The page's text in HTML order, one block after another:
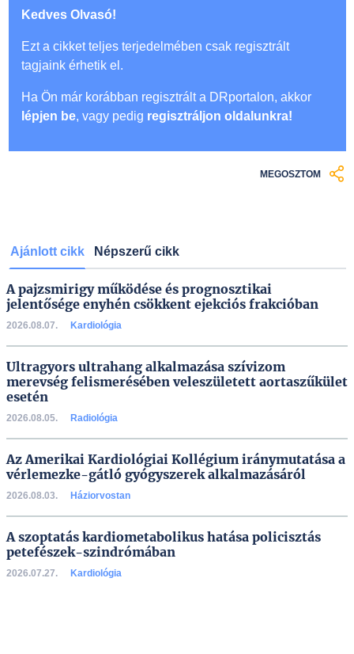
Kedves Olvasó!
Ezt a cikket teljes terjedelmében csak regisztrált
tagjaink érhetik el.
Ha Ön már korábban regisztrált a DRportalon, akkor
lépjen be, vagy pedig regisztráljon oldalunkra!
MEGOSZTOM
Ajánlott cikk Népszerű cikk
A pajzsmirigy működése és prognosztikai
jelentősége enyhén csökkent ejekciós frakcióban
2026.08.07. Kardiológia
Ultragyors ultrahang alkalmazása szívizom
merevség felismerésében veleszületett aortaszűkület
esetén
2026.08.05. Radiológia
Az Amerikai Kardiológiai Kollégium iránymutatása a
vérlemezke-gátló gyógyszerek alkalmazásáról
2026.08.03. Háziorvostan
A szoptatás kardiometabolikus hatása policisztás
petefészek-szindrómában
2026.07.27. Kardiológia